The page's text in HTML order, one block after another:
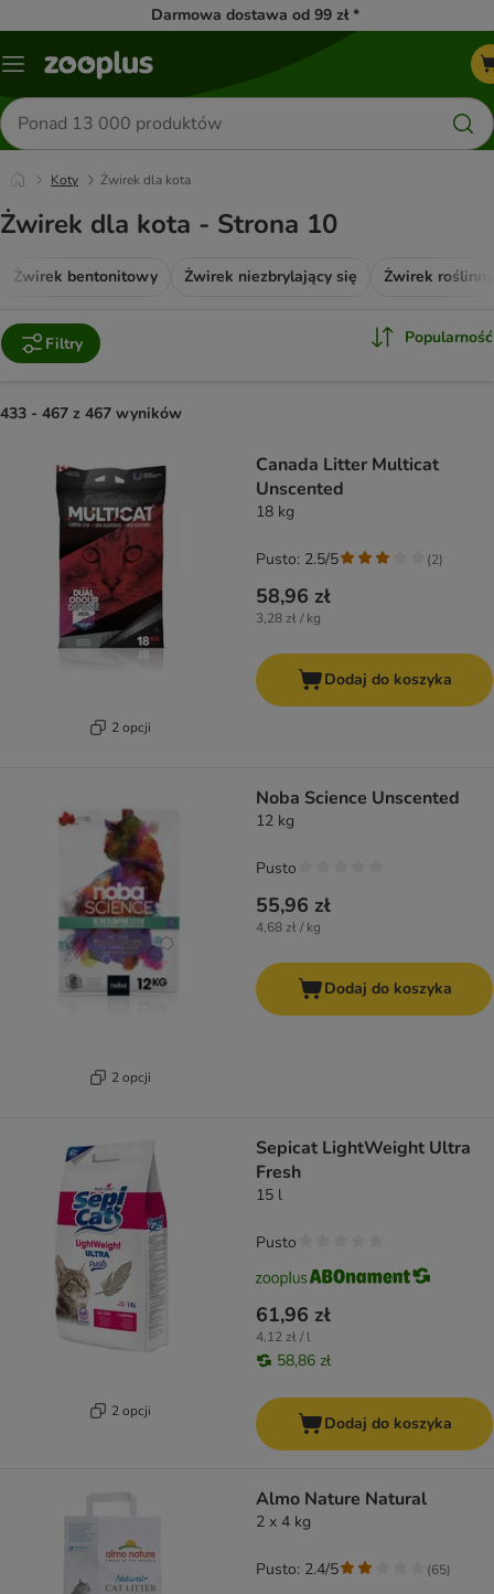
Darmowa dostawa od 99 zł *
Menu
Szukaj
produktów
Koty Żwirek dla kota
Żwirek dla kota - Strona 10
Żwirek bentonitowy Żwirek niezbrylający się Żwirek roślinny
Filtry Popularność
433 - 467 z 467 wyników
2 opcji
Canada Litter Multicat
Unscented
18 kg
58,96 zł
3,28 zł / kg
Pusto: 2.5/5 (2)
Dodaj do koszyka
2 opcji
Noba Science Unscented
12 kg
55,96 zł
4,68 zł / kg
Pusto
Dodaj do koszyka
2 opcji
Sepicat LightWeight Ultra
Fresh
15 l
61,96 zł
4,12 zł / l
58,86 zł
Pusto
Dodaj do koszyka
Almo Nature Natural
2 x 4 kg
Pusto: 2.4/5 (65)